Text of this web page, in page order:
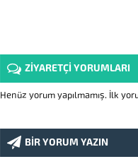
ZİYARETÇİ YORUMLARI
Henüz yorum yapılmamış. İlk
BİR YORUM YAZIN